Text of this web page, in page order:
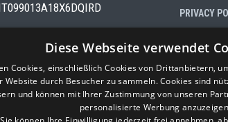
PRIVACY
Viale
Tel:0541
Cell:
Diese Webseite verwendet
Cookies, einschließlich Cookies von Drittanbietern,
Website durch Besucher zu sammeln. Cookies sind
und können mit Ihrer Zustimmung von unseren
personalisierte Werbung